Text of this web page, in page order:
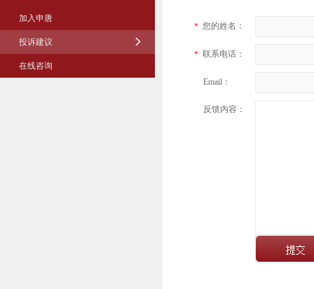
加入申唐
投诉建议
在线咨询
＊ 您的姓名：
＊ 联系电话：
Email：
反馈内容：